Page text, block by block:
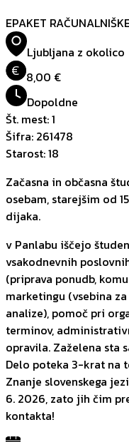
EPAKET
Ljubljana z okolico
€ 8,00 €
Dopoldne
Št. mest:1
Šifra: 261478
Starost:18
Začasna in občasna
osebam, starejšim od
dijaka.
v Panlabu iščejo
vsakodnevnih
(priprava ponudb,
marketingu (vsebina
analize), pomoč pri
terminov,
opravila. Zaželena sta
Delo poteka 3-krat na
Znanje slovenskega
6. 2026, zato jih čim
kontakta!